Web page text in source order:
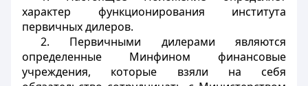
характер функционирования института
первичных дилеров.
2. Первичными дилерами являются
определенные Минфином финансовые
учреждения, которые взяли на себя